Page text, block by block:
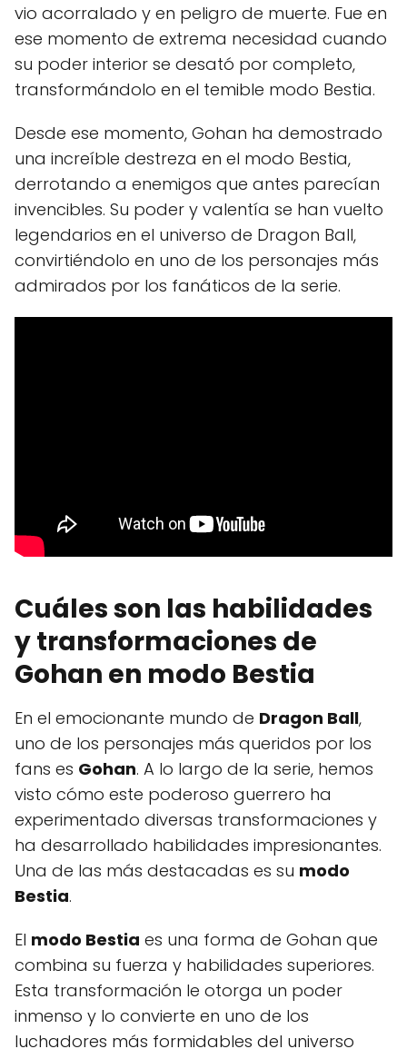
vio acorralado y en peligro de muerte. Fue en
ese momento de extrema necesidad cuando
su poder interior se desató por completo,
transformándolo en el temible modo Bestia.
Desde ese momento, Gohan ha demostrado
una increíble destreza en el modo Bestia,
derrotando a enemigos que antes parecían
invencibles. Su poder y valentía se han vuelto
legendarios en el universo de Dragon Ball,
convirtiéndolo en uno de los personajes más
admirados por los fanáticos de la serie.
Cuáles son las habilidades
y transformaciones de
Gohan en modo Bestia
En el emocionante mundo de Dragon Ball,
uno de los personajes más queridos por los
fans es Gohan. A lo largo de la serie, hemos
visto cómo este poderoso guerrero ha
experimentado diversas transformaciones y
ha desarrollado habilidades impresionantes.
Una de las más destacadas es su modo
Bestia.
El modo Bestia es una forma de Gohan que
combina su fuerza y habilidades superiores.
Esta transformación le otorga un poder
inmenso y lo convierte en uno de los
luchadores más formidables del universo